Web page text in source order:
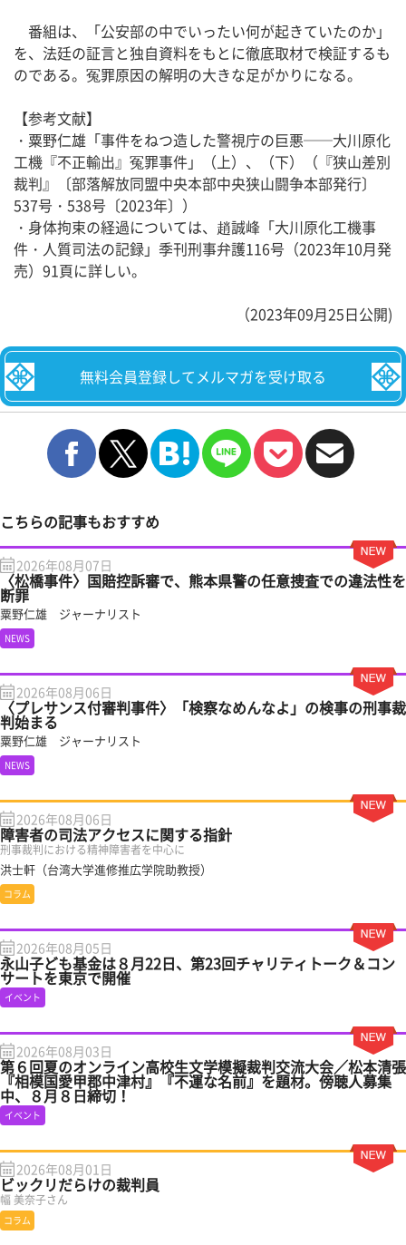
番組は、「公安部の中でいったい何が起きていたのか」
を、法廷の証言と独自資料をもとに徹底取材で検証するも
のである。冤罪原因の解明の大きな足がかりになる。
【参考文献】
・粟野仁雄「事件をねつ造した警視庁の巨悪──大川原化
工機『不正輸出』冤罪事件」（上）、（下）（『狭山差別
裁判』〔部落解放同盟中央本部中央狭山闘争本部発行〕
537号・538号〔2023年〕）
・身体拘束の経過については、趙誠峰「大川原化工機事
件・人質司法の記録」季刊刑事弁護116号（2023年10月発
売）91頁に詳しい。
（2023年09月25日公開)
無料会員登録してメルマガを受け取る
こちらの記事もおすすめ
2026年08月07日
〈松橋事件〉国賠控訴審で、熊本県警の任意捜査での違法性を
断罪
粟野仁雄 ジャーナリスト
NEWS
2026年08月06日
〈プレサンス付審判事件〉「検察なめんなよ」の検事の刑事裁
判始まる
粟野仁雄 ジャーナリスト
NEWS
2026年08月06日
障害者の司法アクセスに関する指針
刑事裁判における精神障害者を中心に
洪士軒（台湾大学進修推広学院助教授）
コラム
2026年08月05日
永山子ども基金は８月22日、第23回チャリティトーク＆コン
サートを東京で開催
イベント
2026年08月03日
第６回夏のオンライン高校生文学模擬裁判交流大会／松本清張
『相模国愛甲郡中津村』『不運な名前』を題材。傍聴人募集
中、８月８日締切！
イベント
2026年08月01日
ビックリだらけの裁判員
幅 美奈子さん
コラム